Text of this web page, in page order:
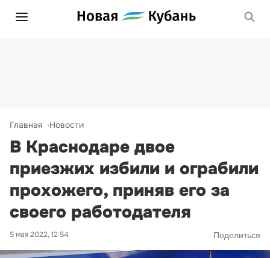
Главная Новости
В Краснодаре двое
приезжих избили и ограбили
прохожего, приняв его за
своего работодателя
5 мая 2022, 12:54 Поделиться